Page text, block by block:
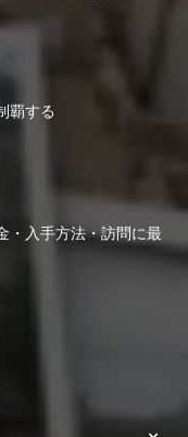
覇する
・入手方法・訪問に最